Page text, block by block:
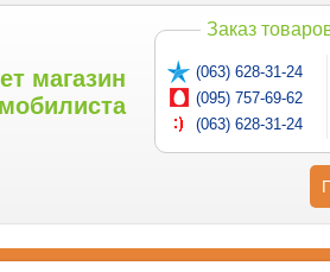
магазин
Заказ
(063) 628-31-24
(095) 757-69-62
(063) 628-31-24